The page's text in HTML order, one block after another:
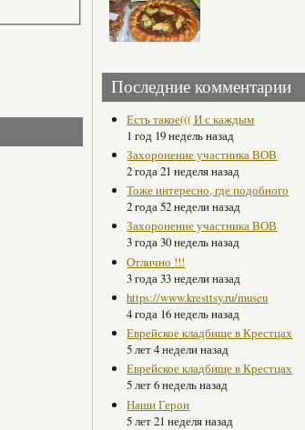
Последние комментарии
Есть такое((( И с каждым
1 год 19 недель назад
Захоронение участника ВОВ
2 года 21 неделя назад
Тоже интересно, где подобного
2 года 52 недели назад
Захоронение участника ВОВ
3 года 30 недель назад
Отлично !!!
3 года 33 недели назад
https://www.kresttsy.ru/museu
4 года 16 недель назад
Еврейское кладбище в Крестцах
5 лет 4 недели назад
Еврейское кладбище в Крестцах
5 лет 6 недель назад
Наши Герои
5 лет 21 неделя назад